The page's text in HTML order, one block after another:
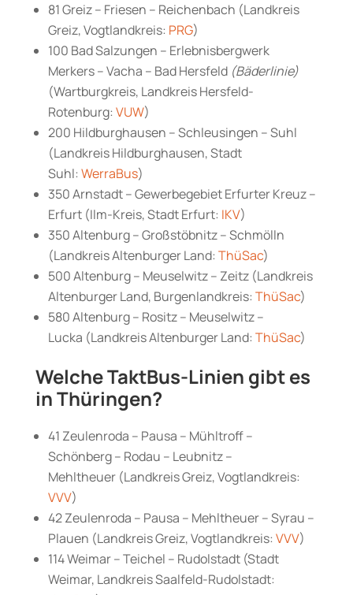
81 Greiz – Friesen – Reichenbach (Landkreis
Greiz, Vogtlandkreis: PRG)
100 Bad Salzungen – Erlebnisbergwerk
Merkers – Vacha – Bad Hersfeld (Bäderlinie)
(Wartburgkreis, Landkreis Hersfeld-
Rotenburg: VUW)
200 Hildburghausen – Schleusingen – Suhl
(Landkreis Hildburghausen, Stadt
Suhl: WerraBus)
350 Arnstadt – Gewerbegebiet Erfurter Kreuz –
Erfurt (Ilm-Kreis, Stadt Erfurt: IKV)
350 Altenburg – Großstöbnitz – Schmölln
(Landkreis Altenburger Land: ThüSac)
500 Altenburg – Meuselwitz – Zeitz (Landkreis
Altenburger Land, Burgenlandkreis: ThüSac)
580 Altenburg – Rositz – Meuselwitz –
Lucka (Landkreis Altenburger Land: ThüSac)
Welche TaktBus-Linien gibt es
in Thüringen?
41 Zeulenroda – Pausa – Mühltroff –
Schönberg – Rodau – Leubnitz –
Mehltheuer (Landkreis Greiz, Vogtlandkreis:
VVV)
42 Zeulenroda – Pausa – Mehltheuer – Syrau –
Plauen (Landkreis Greiz, Vogtlandkreis: VVV)
114 Weimar – Teichel – Rudolstadt (Stadt
Weimar, Landkreis Saalfeld-Rudolstadt: